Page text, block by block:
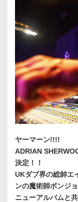
ヤーマーン!!!!
ADRIAN
決定！！
UKダブ界の総帥エ
ンの魔術師ボンジ
ニューアルバムと